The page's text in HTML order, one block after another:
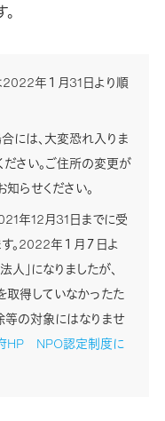
年１月31日より順
には、大変恐れ入りま
さい。ご住所の変更が
らせください。
年12月31日までに受
。2022年１月７日よ
」になりましたが、
取得していなかったた
の対象にはなりませ
HP NPO認定制度に